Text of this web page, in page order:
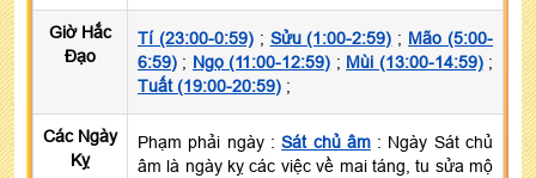
Giờ Hắc
Đạo
Tí (23:00-0:59); Sửu (1:00-2:59) ; Mão (5:00-
6:59) ; Ngọ (11:00-12:59) ; Mùi (13:00-14:59);
Tuất (19:00-20:59) ;
Các Ngày
Kỵ
Phạm phải ngày : Sát chủ âm: Ngày Sát chủ
âm là ngày kỵ các việc về mai táng, tu sửa mộ